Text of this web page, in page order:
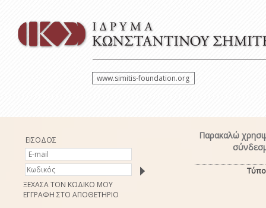
www.simitis-foundation.org
ΕΙΣΟΔΟΣ
ΞΕΧΑΣΑ ΤΟΝ ΚΩΔΙΚΟ ΜΟΥ
ΕΓΓΡΑΦΗ ΣΤΟ ΑΠΟΘΕΤΗΡΙΟ
Παρακαλώ